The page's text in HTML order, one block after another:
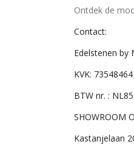
Ontdek de
Contact:
Edelstenen by
KVK: 73548464
BTW nr. :
SHOWROOM
Kastanjelaan